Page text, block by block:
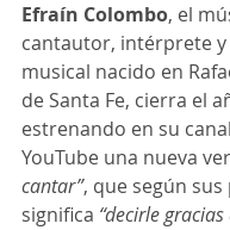
Efraín Colombo, el
cantautor, intérprete
musical nacido en
de Santa Fe, cierra el
estrenando en su
YouTube una nueva
cantar”, que según sus
significa “decirle